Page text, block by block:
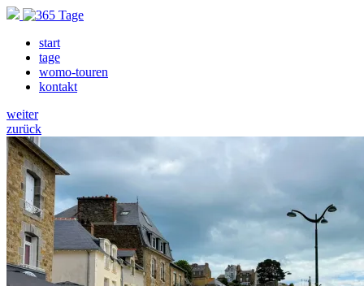
start
tage
womo-touren
kontakt
weiter
zurück